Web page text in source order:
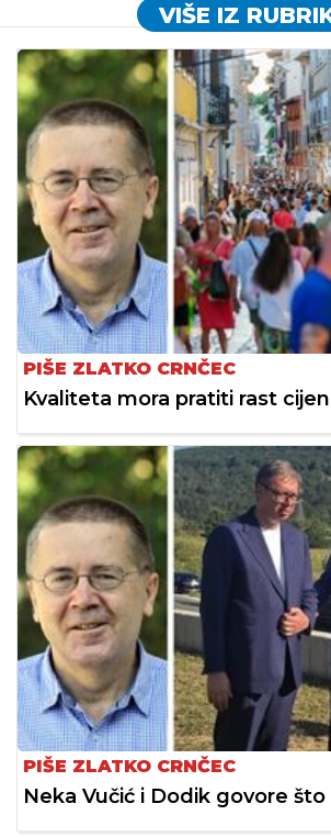
VIŠE IZ
PIŠE ZLATKO CRNČEC
Kvaliteta mora pratiti rast
PIŠE ZLATKO CRNČEC
Neka Vučić i Dodik govore što